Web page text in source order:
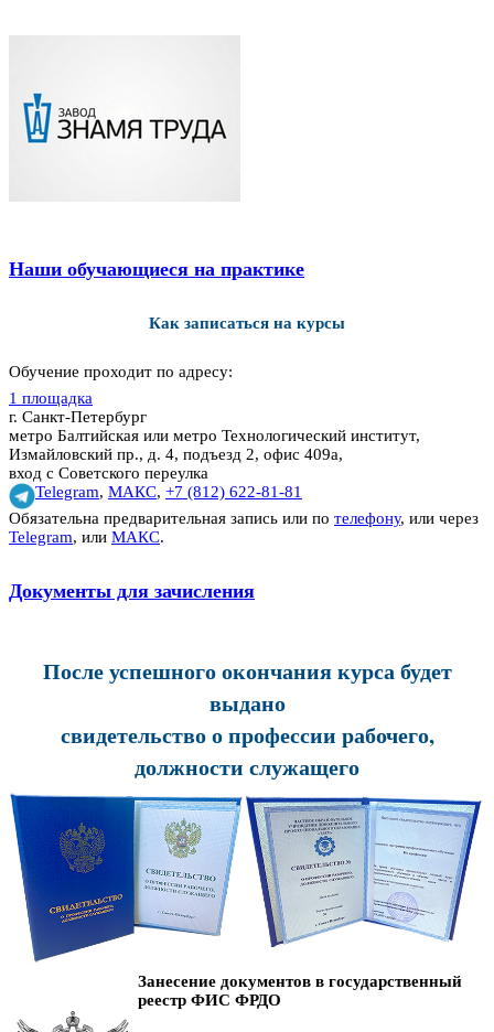
Наши обучающиеся на практике
Как записаться на курсы
Обучение проходит по адресу:
1 площадка
г. Санкт-Петербург
метро Балтийская или метро Технологический институт,
Измайловский пр., д. 4, подъезд 2, офис 409а,
вход с Советского переулка
Telegram, МАКС, +7 (812) 622-81-81
Обязательна предварительная запись или по телефону, или через
Telegram, или МАКС.
Документы для зачисления
После успешного окончания курса будет
выдано
свидетельство о профессии рабочего,
должности служащего
Занесение документов в государственный
реестр ФИС ФРДО